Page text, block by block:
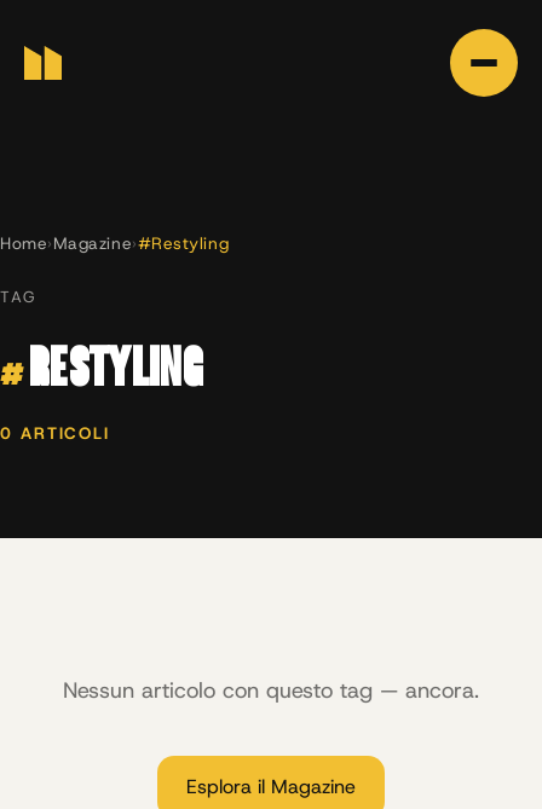
Home›Magazine›#Restyling
TAG
# RESTYLING
0 ARTICOLI
Nessun articolo con questo tag — ancora.
Esplora il Magazine